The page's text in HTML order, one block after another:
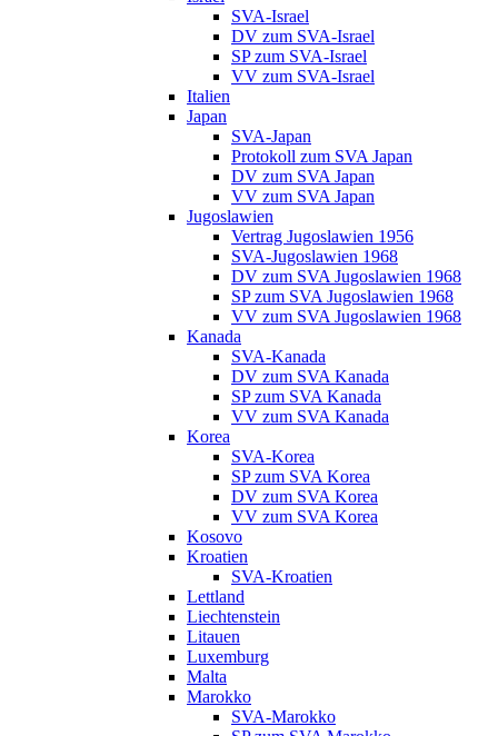
SVA-Israel
DV zum SVA-Israel
SP zum SVA-Israel
VV zum SVA-Israel
Italien
Japan
SVA-Japan
Protokoll zum SVA Japan
DV zum SVA Japan
VV zum SVA Japan
Jugoslawien
Vertrag Jugoslawien 1956
SVA-Jugoslawien 1968
DV zum SVA Jugoslawien 1968
SP zum SVA Jugoslawien 1968
VV zum SVA Jugoslawien 1968
Kanada
SVA-Kanada
DV zum SVA Kanada
SP zum SVA Kanada
VV zum SVA Kanada
Korea
SVA-Korea
SP zum SVA Korea
DV zum SVA Korea
VV zum SVA Korea
Kosovo
Kroatien
SVA-Kroatien
Lettland
Liechtenstein
Litauen
Luxemburg
Malta
Marokko
SVA-Marokko